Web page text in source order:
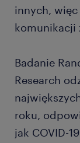
innych,
komunikacji
Badanie
Research
roku,
jak COVID-